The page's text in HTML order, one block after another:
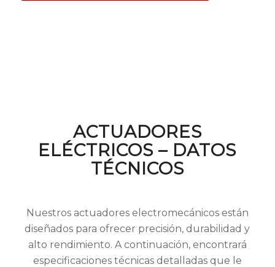
ACTUADORES
ELÉCTRICOS – DATOS
TÉCNICOS
Nuestros actuadores electromecánicos están
diseñados para ofrecer precisión, durabilidad y
alto rendimiento. A continuación, encontrará
especificaciones técnicas detalladas que le